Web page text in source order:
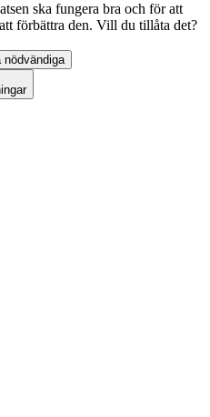
ska fungera bra och för att
förbättra den. Vill du tillåta det?
nödvändiga